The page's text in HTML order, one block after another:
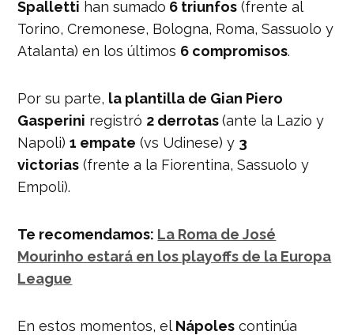
Spalletti han sumado 6 triunfos (frente al
Torino, Cremonese, Bologna, Roma, Sassuolo y
Atalanta) en los últimos 6 compromisos.
Por su parte, la plantilla de Gian Piero
Gasperini registró 2 derrotas(ante la Lazio y
Napoli)1 empate (vs Udinese) y 3
victorias (frente a la Fiorentina, Sassuolo y
Empoli).
Te recomendamos: La Roma de José
Mourinho estará en los playoffs de la Europa
League
En estos momentos, el Nápoles continúa